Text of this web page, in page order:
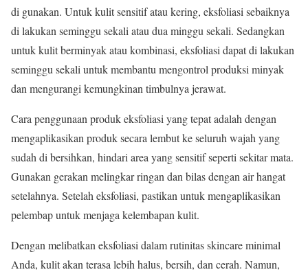
di gunakan. Untuk kulit sensitif atau kering, eksfoliasi sebaiknya
di lakukan seminggu sekali atau dua minggu sekali. Sedangkan
untuk kulit berminyak atau kombinasi, eksfoliasi dapat di lakukan
seminggu sekali untuk membantu mengontrol produksi minyak
dan mengurangi kemungkinan timbulnya jerawat.
Cara penggunaan produk eksfoliasi yang tepat adalah dengan
mengaplikasikan produk secara lembut ke seluruh wajah yang
sudah di bersihkan, hindari area yang sensitif seperti sekitar mata.
Gunakan gerakan melingkar ringan dan bilas dengan air hangat
setelahnya. Setelah eksfoliasi, pastikan untuk mengaplikasikan
pelembap untuk menjaga kelembapan kulit.
Dengan melibatkan eksfoliasi dalam rutinitas skincare minimal
Anda, kulit akan terasa lebih halus, bersih, dan cerah. Namun,